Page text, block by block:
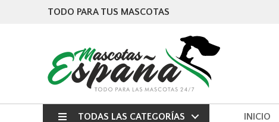
TODO PARA TUS MASCOTAS
TODAS LAS CATEGORÍAS INICIO